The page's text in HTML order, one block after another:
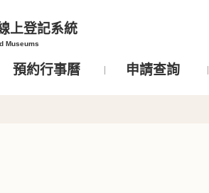
上登記系統
Museums
預約行事曆 申請查詢